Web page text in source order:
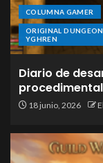
COLUMNA GAMER
ORIGINAL
YGHREN
Diario de
procedimental
18 junio, 2026